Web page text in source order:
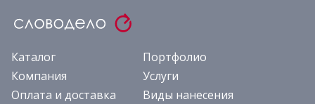
Каталог
Портфолио
Компания
Услуги
Оплата и доставка
Виды нанесения